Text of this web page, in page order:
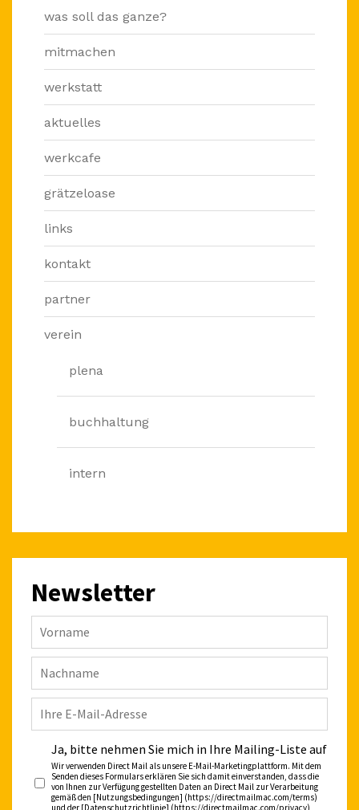
was soll das ganze?
mitmachen
werkstatt
aktuelles
werkcafe
grätzeloase
links
kontakt
partner
verein
plena
buchhaltung
intern